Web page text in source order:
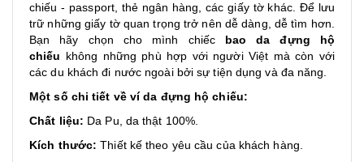
chiếu - passport, thẻ ngân hàng, các giấy tờ khác. Để lưu
trữ những giấy tờ quan trọng trở nên dễ dàng, dễ tìm hơn.
Bạn hãy chọn cho mình chiếc bao da đựng hộ
chiếu không những phù hợp với người Việt mà còn với
các du khách đi nước ngoài bởi sự tiện dụng và đa năng.
Một số chi tiết về ví da đựng hộ chiếu:
Chất liệu: Da Pu, da thật 100%.
Kích thước: Thiết kế theo yêu cầu của khách hàng.